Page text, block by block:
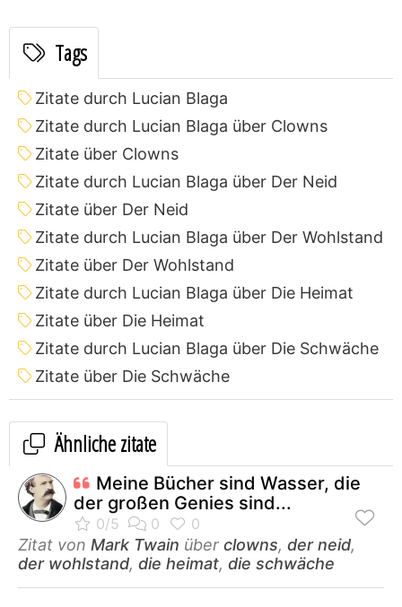
Tags
Zitate durch Lucian Blaga
Zitate durch Lucian Blaga über Clowns
Zitate über Clowns
Zitate durch Lucian Blaga über Der Neid
Zitate über Der Neid
Zitate durch Lucian Blaga über Der Wohlstand
Zitate über Der Wohlstand
Zitate durch Lucian Blaga über Die Heimat
Zitate über Die Heimat
Zitate durch Lucian Blaga über Die Schwäche
Zitate über Die Schwäche
Ähnliche zitate
Meine Bücher sind Wasser, die
der großen Genies sind...
Zitat von Mark Twain über clowns, der neid,
der wohlstand, die heimat, die schwäche